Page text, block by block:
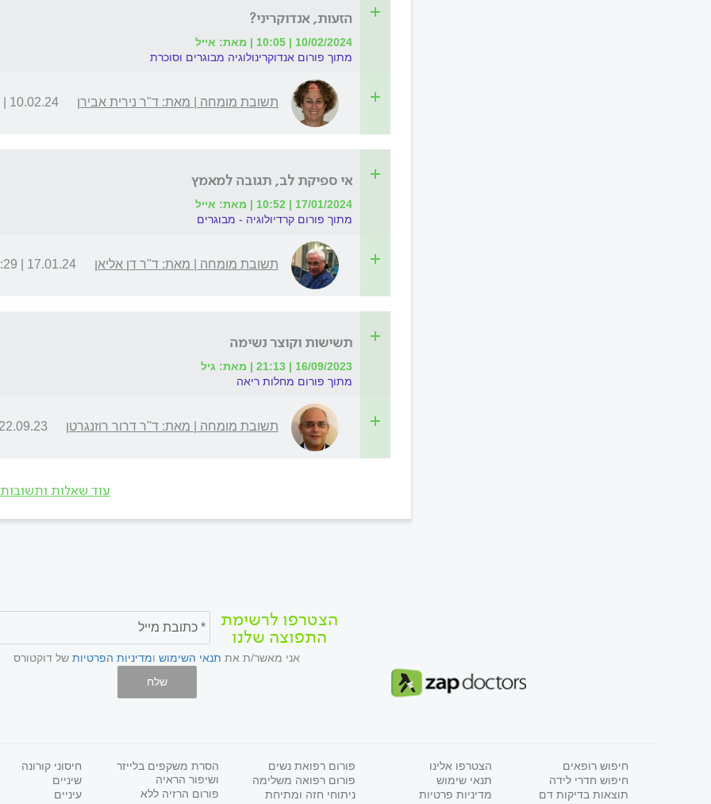
הזעות, אנדוקריני?
10/02/2024 | 10:05 | מאת: אייל
מתוך פורום אנדוקרינולוגיה מבוגרים וסוכרת
תשובת מומחה | מאת: ד"ר נירית אבירן 10.02.24 | 18:33
אי ספיקת לב, תגובה למאמץ
17/01/2024 | 10:52 | מאת: אייל
מתוך פורום קרדיולוגיה - מבוגרים
תשובת מומחה | מאת: ד"ר דן אליאן 17.01.24 | 17:29
תשישות וקוצר נשימה
16/09/2023 | 21:13 | מאת: גיל
מתוך פורום מחלות ריאה
תשובת מומחה | מאת: ד''ר דרור רוזנגרטן | 00:18
עוד שאלות ותשובות
הצטרפו לרשימת
התפוצה שלנו
אני מאשר/ת את תנאי השימוש ומדיניות הפרטיות של דוקטורס
שלח
חיפוש רופאים
חיפוש חדרי לידה
תוצאות בדיקות דם
הצטרפו אלינו
תנאי שימוש
מדיניות פרטיות
פורום רפואת נשים
פורום רפואה משלימה
ניתוחי חזה ומתיחת
הסרת משקפים בלייזר
ושיפור הראיה
פורום הרזיה ללא
חיסוני קורונה
שיניים
עיניים